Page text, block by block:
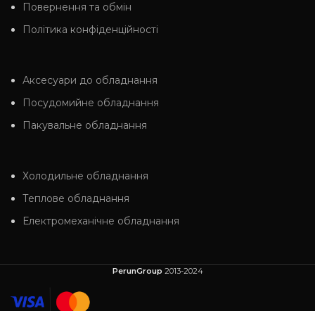
Повернення та обмін
Політика конфіденційності
Аксесуари до обладнання
Посудомийне обладнання
Пакувальне обладнання
Холодильне обладнання
Теплове обладнання
Електромеханічне обладнання
PerunGroup 2013-2024